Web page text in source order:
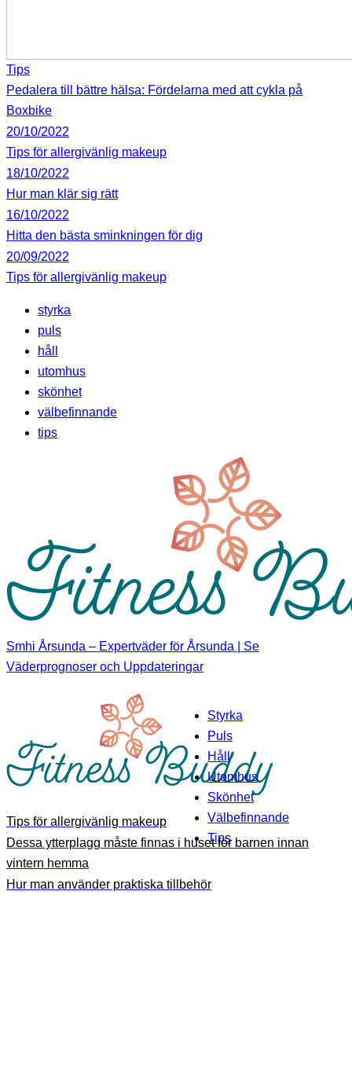
Tips
Pedalera till bättre hälsa: Fördelarna med att cykla på
Boxbike
20/10/2022
Tips för allergivänlig makeup
18/10/2022
Hur man klär sig rätt
16/10/2022
Hitta den bästa sminkningen för dig
20/09/2022
Tips för allergivänlig makeup
styrka
puls
håll
utomhus
skönhet
välbefinnande
tips
Smhi Årsunda – Expertväder för Årsunda | Se
Väderprognoser och Uppdateringar
Styrka
Puls
Håll
Utomhus
Skönhet
Välbefinnande
Tips
Tips för allergivänlig makeup
Dessa ytterplagg måste finnas i huset för barnen innan
vintern hemma
Hur man använder praktiska tillbehör